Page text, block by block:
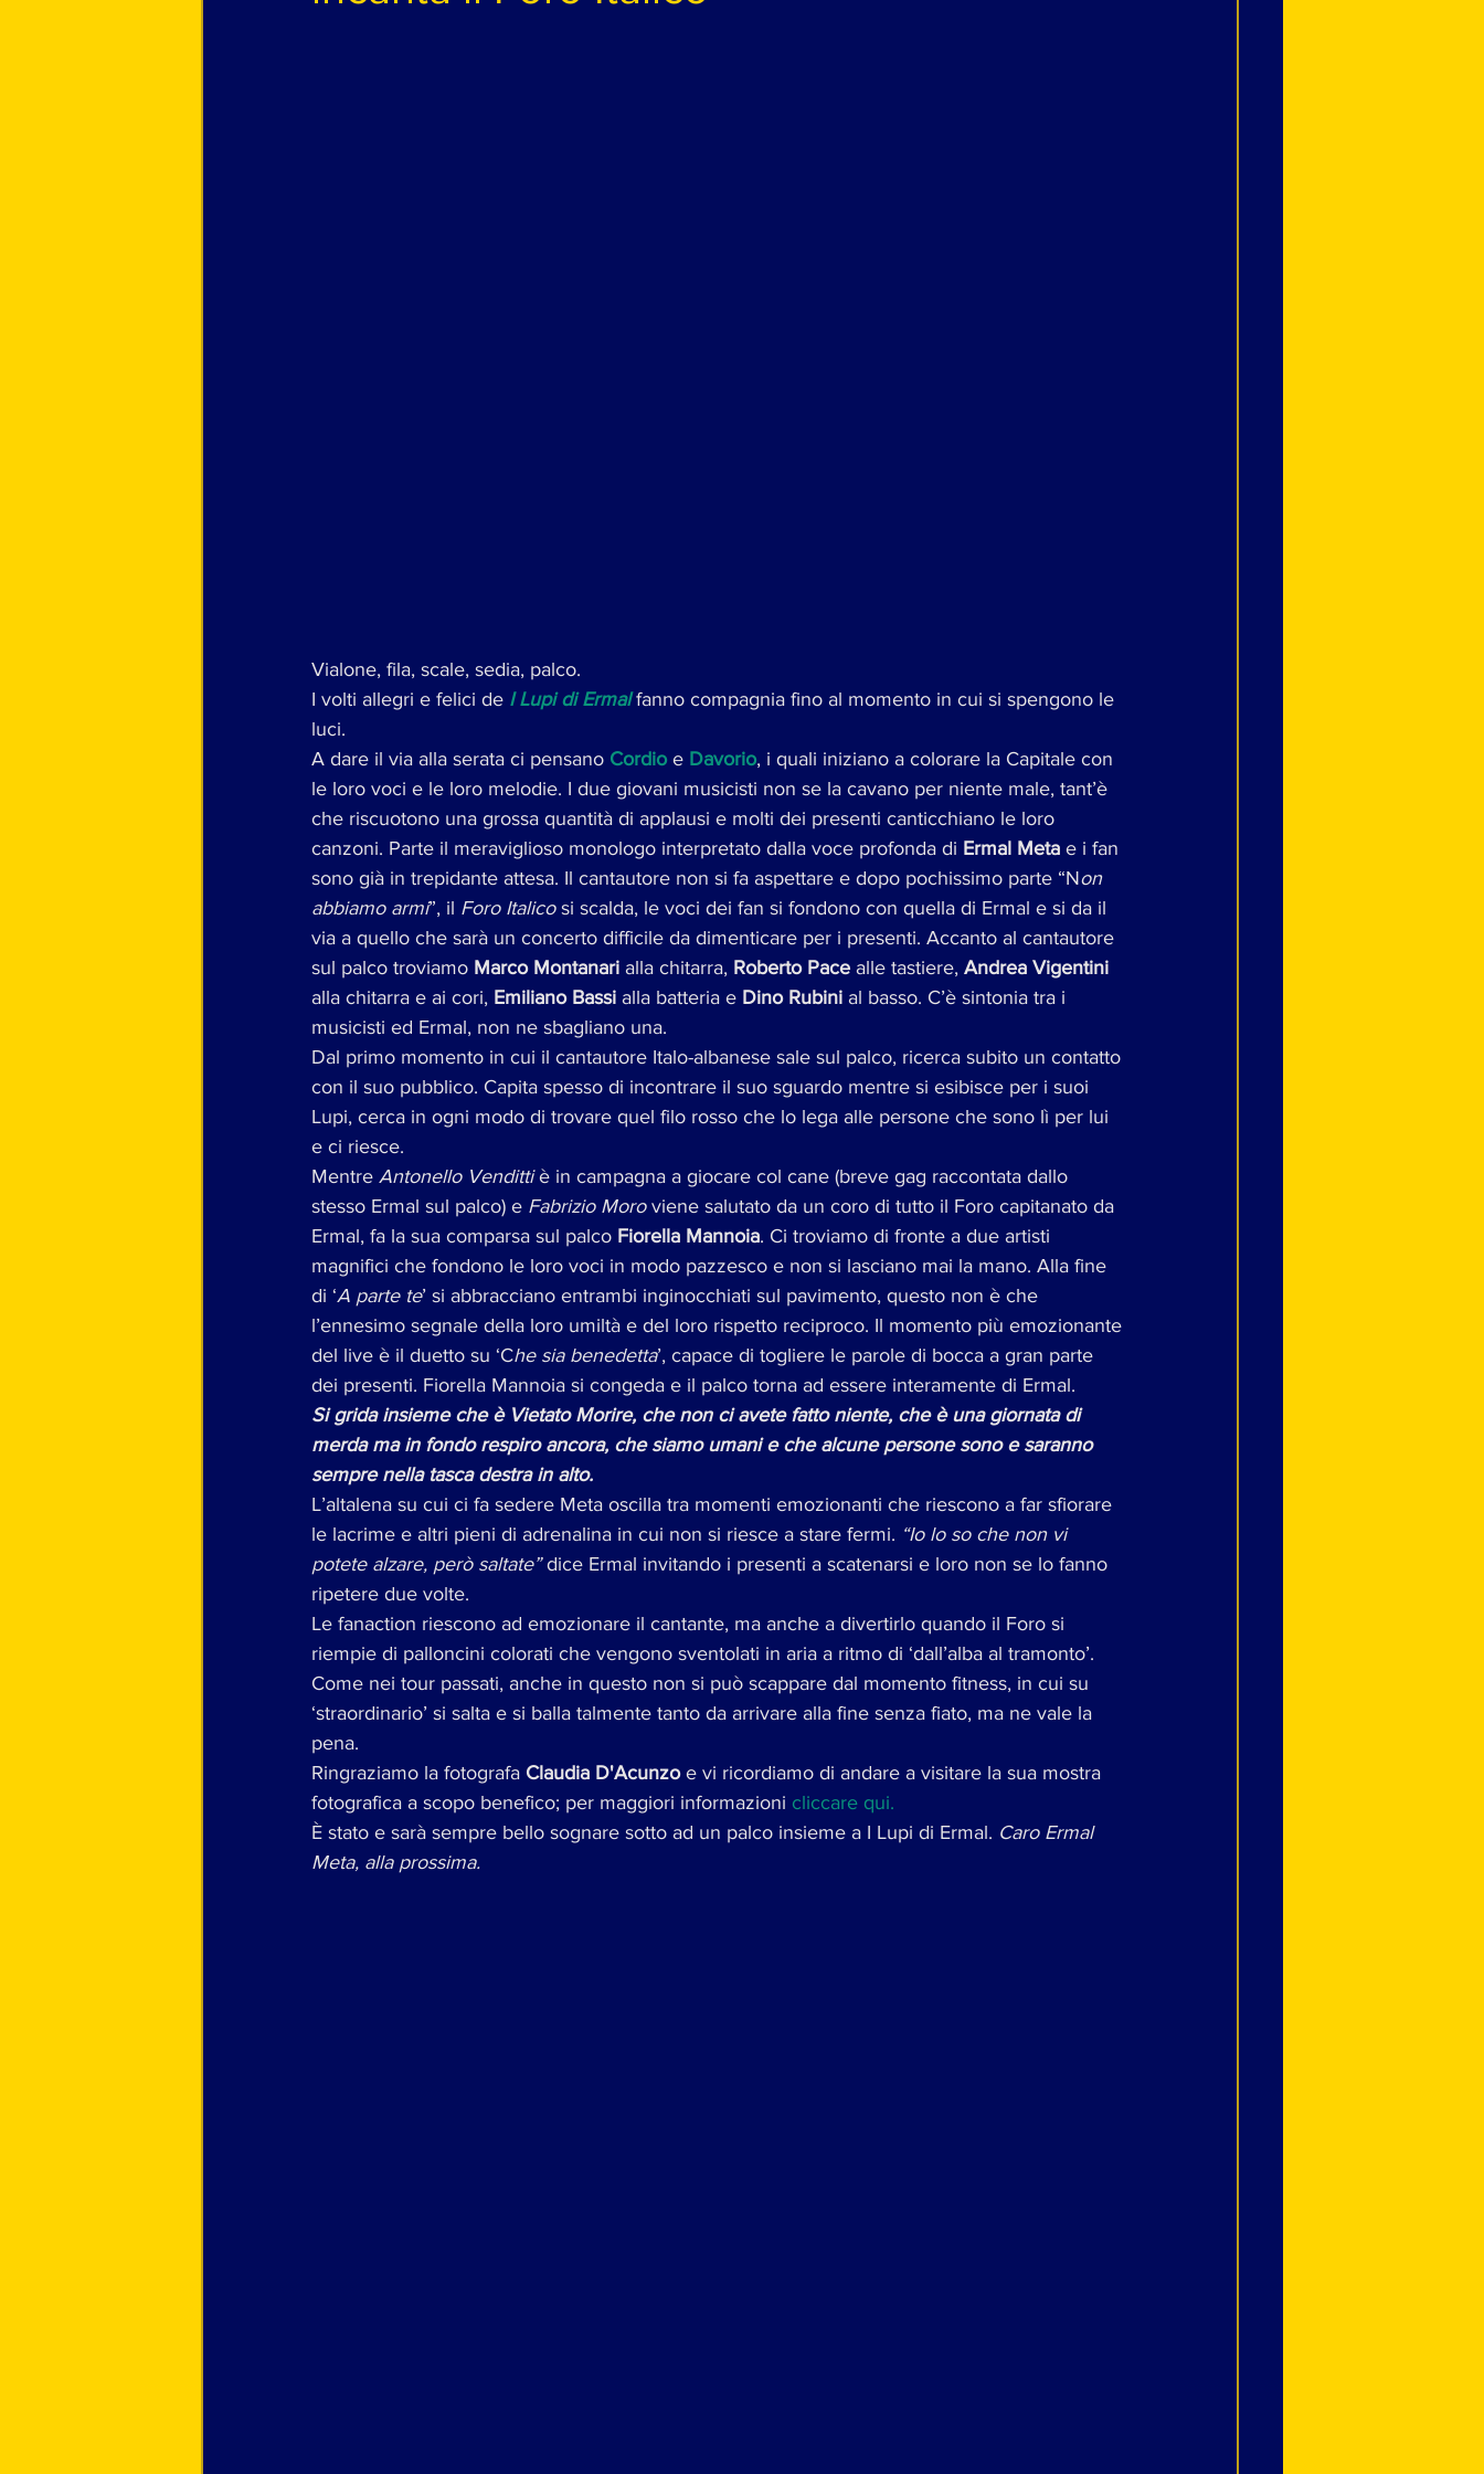
Vialone, fila, scale, sedia, palco.
I volti allegri e felici de I Lupi di Ermal fanno compagnia fino al momento in cui si spengono le
luci.
A dare il via alla serata ci pensano Cordio e Davorio, i quali iniziano a colorare la Capitale con
le loro voci e le loro melodie. I due giovani musicisti non se la cavano per niente male, tant’è
che riscuotono una grossa quantità di applausi e molti dei presenti canticchiano le loro
canzoni. Parte il meraviglioso monologo interpretato dalla voce profonda di Ermal Meta e i fan
sono già in trepidante attesa. Il cantautore non si fa aspettare e dopo pochissimo parte “Non
abbiamo armi”, il Foro Italico si scalda, le voci dei fan si fondono con quella di Ermal e si da il
via a quello che sarà un concerto difficile da dimenticare per i presenti. Accanto al cantautore
sul palco troviamo Marco Montanari alla chitarra, Roberto Pace alle tastiere, Andrea Vigentini
alla chitarra e ai cori, Emiliano Bassi alla batteria e Dino Rubini al basso. C’è sintonia tra i
musicisti ed Ermal, non ne sbagliano una.
Dal primo momento in cui il cantautore Italo-albanese sale sul palco, ricerca subito un contatto
con il suo pubblico. Capita spesso di incontrare il suo sguardo mentre si esibisce per i suoi
Lupi, cerca in ogni modo di trovare quel filo rosso che lo lega alle persone che sono lì per lui
e ci riesce.
Mentre Antonello Venditti è in campagna a giocare col cane (breve gag raccontata dallo
stesso Ermal sul palco) e Fabrizio Moro viene salutato da un coro di tutto il Foro capitanato da
Ermal, fa la sua comparsa sul palco Fiorella Mannoia. Ci troviamo di fronte a due artisti
magnifici che fondono le loro voci in modo pazzesco e non si lasciano mai la mano. Alla fine
di ‘A parte te’ si abbracciano entrambi inginocchiati sul pavimento, questo non è che
l’ennesimo segnale della loro umiltà e del loro rispetto reciproco. Il momento più emozionante
del live è il duetto su ‘Che sia benedetta’, capace di togliere le parole di bocca a gran parte
dei presenti. Fiorella Mannoia si congeda e il palco torna ad essere interamente di Ermal.
Si grida insieme che è Vietato Morire, che non ci avete fatto niente, che è una giornata di
merda ma in fondo respiro ancora, che siamo umani e che alcune persone sono e saranno
sempre nella tasca destra in alto.
L’altalena su cui ci fa sedere Meta oscilla tra momenti emozionanti che riescono a far sfiorare
le lacrime e altri pieni di adrenalina in cui non si riesce a stare fermi. “Io lo so che non vi
potete alzare, però saltate” dice Ermal invitando i presenti a scatenarsi e loro non se lo fanno
ripetere due volte.
Le fanaction riescono ad emozionare il cantante, ma anche a divertirlo quando il Foro si
riempie di palloncini colorati che vengono sventolati in aria a ritmo di ‘dall’alba al tramonto’.
Come nei tour passati, anche in questo non si può scappare dal momento fitness, in cui su
‘straordinario’ si salta e si balla talmente tanto da arrivare alla fine senza fiato, ma ne vale la
pena.
Ringraziamo la fotografa Claudia D'Acunzo e vi ricordiamo di andare a visitare la sua mostra
fotografica a scopo benefico; per maggiori informazioni cliccare qui.
È stato e sarà sempre bello sognare sotto ad un palco insieme a I Lupi di Ermal. Caro Ermal
Meta, alla prossima.